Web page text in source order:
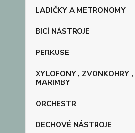
LADIČKY A METRONOMY
BICÍ NÁSTROJE
PERKUSE
XYLOFONY , ZVONKOHRY ,
MARIMBY
ORCHESTR
DECHOVÉ NÁSTROJE